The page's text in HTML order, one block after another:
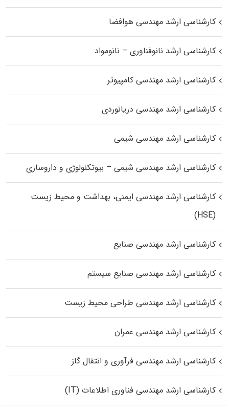
کارشناسی ارشد مهندسی هوافضا
کارشناسی ارشد نانوفناوری – نانومواد
کارشناسی ارشد مهندسی کامپیوتر
کارشناسی ارشد مهندسی دریانوردی
کارشناسی ارشد مهندسی شیمی
کارشناسی ارشد مهندسی شیمی – بیوتکنولوژی و داروسازی
کارشناسی ارشد مهندسی ایمنی، بهداشت و محیط زیست
(HSE)
کارشناسی ارشد مهندسی صنایع
کارشناسی ارشد مهندسی صنایع سیستم
کارشناسی ارشد مهندسی طراحی محیط زیست
کارشناسی ارشد مهندسی عمران
کارشناسی ارشد مهندسی فرآوری و انتقال گاز
کارشناسی ارشد مهندسی فناوری اطلاعات (IT)